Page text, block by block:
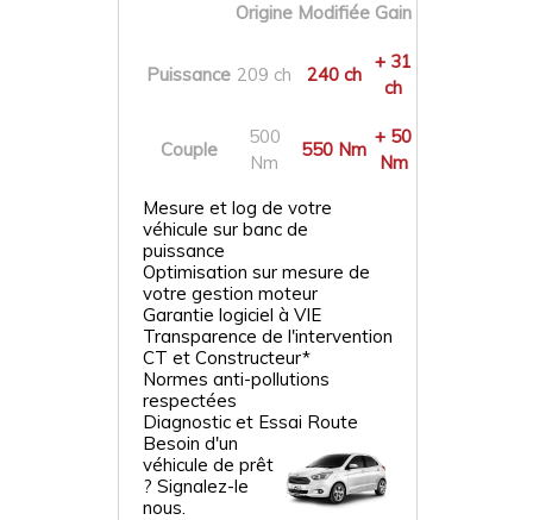
Origine Modifiée Gain
Puissance 209 ch 240 ch
+ 31
ch
Couple
500
Nm
550 Nm
+ 50
Nm
Mesure et log de votre
véhicule sur banc de
puissance
Optimisation sur mesure de
votre gestion moteur
Garantie logiciel à VIE
Transparence de l'intervention
CT et Constructeur*
Normes anti-pollutions
respectées
Diagnostic et Essai Route
Besoin d'un
véhicule de prêt
? Signalez-le
nous.